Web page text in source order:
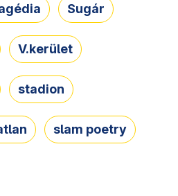
Sugár
V.kerület
stadion
slam poetry